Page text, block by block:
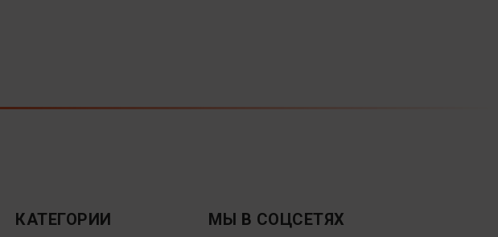
КАТЕГОРИИ МЫ В СОЦСЕТЯХ